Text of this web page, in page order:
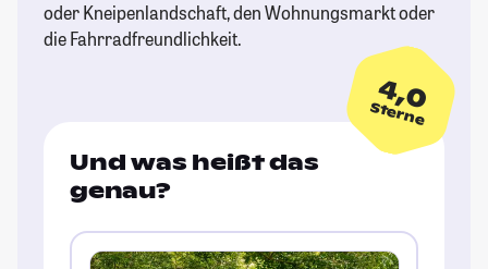
oder Kneipenlandschaft, den Wohnungsmarkt oder
die Fahrradfreundlichkeit.
4,0
Sterne
Und was heißt das
genau?